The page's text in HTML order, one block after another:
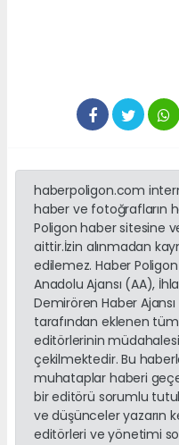
haberpoligon.com
haber ve fotoğrafların
Poligon haber sitesine
aittir.İzin alınmadan
edilemez. Haber Poligon
Anadolu Ajansı (AA),
Demirören Haber
tarafından eklenen
editörlerinin
çekilmektedir. Bu
muhataplar haberi
bir editörü sorumlu
ve düşünceler yazarın
editörleri ve yönetimi